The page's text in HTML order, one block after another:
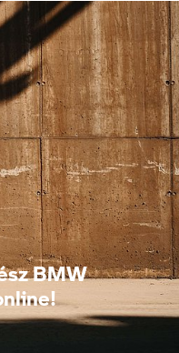
BMW